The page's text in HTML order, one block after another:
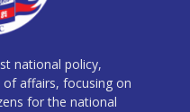
national policy,
affairs, focusing on
for the national